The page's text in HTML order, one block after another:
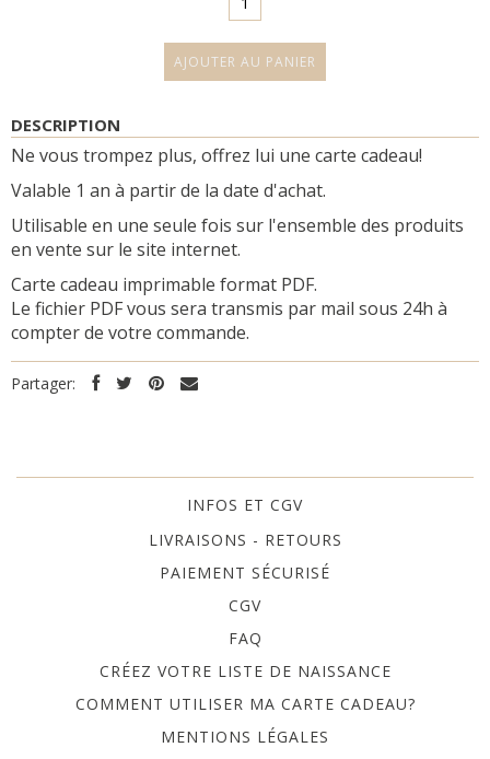
DESCRIPTION
Ne vous trompez plus, offrez lui une carte cadeau!
Valable 1 an à partir de la date d'achat.
Utilisable en une seule fois sur l'ensemble des produits
en vente sur le site internet.
Carte cadeau imprimable format PDF.
Le fichier PDF vous sera transmis par mail sous 24h à
compter de votre commande.
Partager:
INFOS ET CGV
LIVRAISONS - RETOURS
PAIEMENT SÉCURISÉ
CGV
FAQ
CRÉEZ VOTRE LISTE DE NAISSANCE
COMMENT UTILISER MA CARTE CADEAU?
MENTIONS LÉGALES